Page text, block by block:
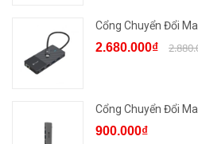
Cổng Chuyển Đổi
2.680.000₫
Cổng Chuyển Đổi
900.000₫